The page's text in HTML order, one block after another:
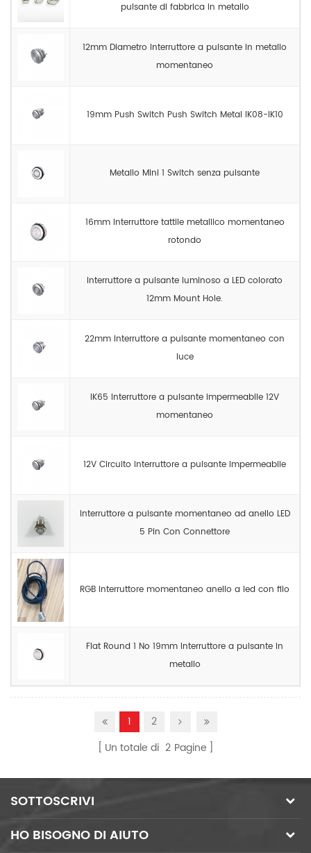
pulsante di fabbrica in metallo
12mm Diametro Interruttore a pulsante in metallo
momentaneo
19mm Push Switch Push Switch Metal IK08-IK10
Metallo Mini 1 Switch senza pulsante
16mm Interruttore tattile metallico momentaneo
rotondo
Interruttore a pulsante luminoso a LED colorato
12mm Mount Hole.
22mm Interruttore a pulsante momentaneo con
luce
IK65 Interruttore a pulsante impermeabile 12V
momentaneo
12V Circuito interruttore a pulsante impermeabile
Interruttore a pulsante momentaneo ad anello LED
5 Pin Con Connettore
RGB Interruttore momentaneo anello a led con filo
Flat Round 1 No 19mm Interruttore a pulsante in
metallo
1
2
Un totale di 2 Pagine
SOTTOSCRIVI
HO BISOGNO DI AIUTO